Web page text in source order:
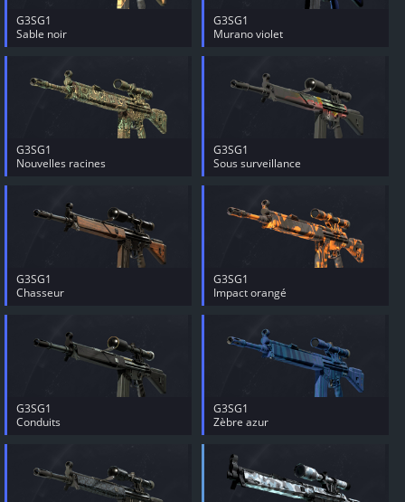
G3SG1
Sable noir
G3SG1
Murano violet
G3SG1
Nouvelles racines
G3SG1
Sous surveillance
G3SG1
Chasseur
G3SG1
Impact orangé
G3SG1
Conduits
G3SG1
Zèbre azur